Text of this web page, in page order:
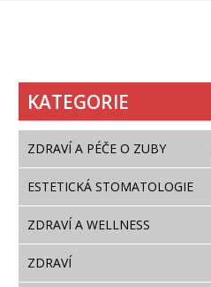
KATEGORIE
ZDRAVÍ A PÉČE O ZUBY
ESTETICKÁ STOMATOLOGIE
ZDRAVÍ A WELLNESS
ZDRAVÍ